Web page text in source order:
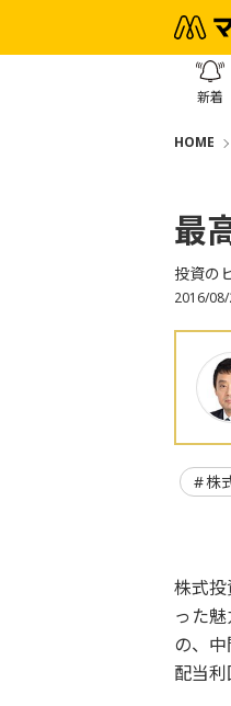
新着
HOME
最
投資の
2016/
株
株式
った
の、
配当